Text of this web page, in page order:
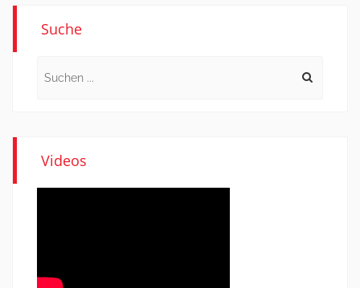
Suche
Videos